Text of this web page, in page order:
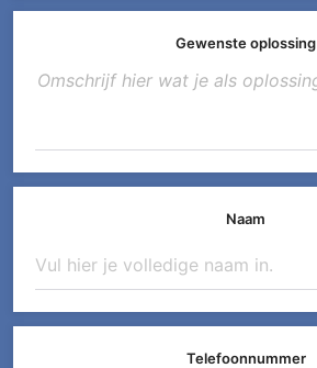
Gewenste oplossing
Naam
Telefoonnummer